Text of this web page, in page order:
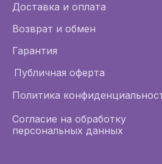
Доставка и оплата
Возврат и обмен
Публичная оферта
Согласие на обработку
персональных данных
Политика
Гарантия